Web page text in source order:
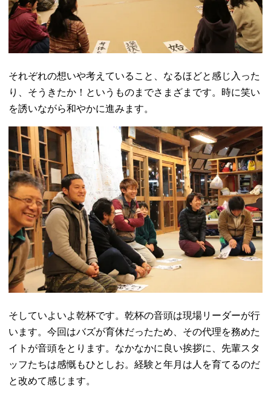
それぞれの想いや考えていること、なるほどと感じ入った
り、そうきたか！というものまでさまざまです。時に笑い
を誘いながら和やかに進みます。
そしていよいよ乾杯です。乾杯の音頭は現場リーダーが行
います。今回はバズが育休だったため、その代理を務めた
イトが音頭をとります。なかなかに良い挨拶に、先輩スタ
ッフたちは感慨もひとしお。経験と年月は人を育てるのだ
と改めて感じます。